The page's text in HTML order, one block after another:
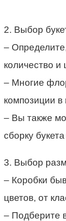
2. Выбор
–
количество и
– Многие
композиции
– Вы также
сборку
3. Выбор
– Коробки
цветов, от
– Подберите